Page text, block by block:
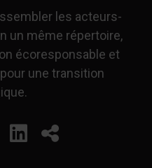
les acteurs-
un même répertoire,
écoresponsable et
une transition
s'ouvrira dans
lien s'ouvrira
lien s'ouvrira
LinkedIn
Ce lienPartager